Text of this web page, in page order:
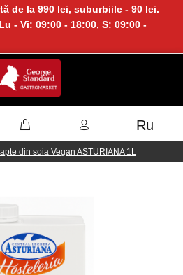
de la 990 lei, suburbiile - 90 lei.
- Vi: 09:00 - 18:00, S: 09:00 -
Ru
din soia Vegan ASTURIANA 1L